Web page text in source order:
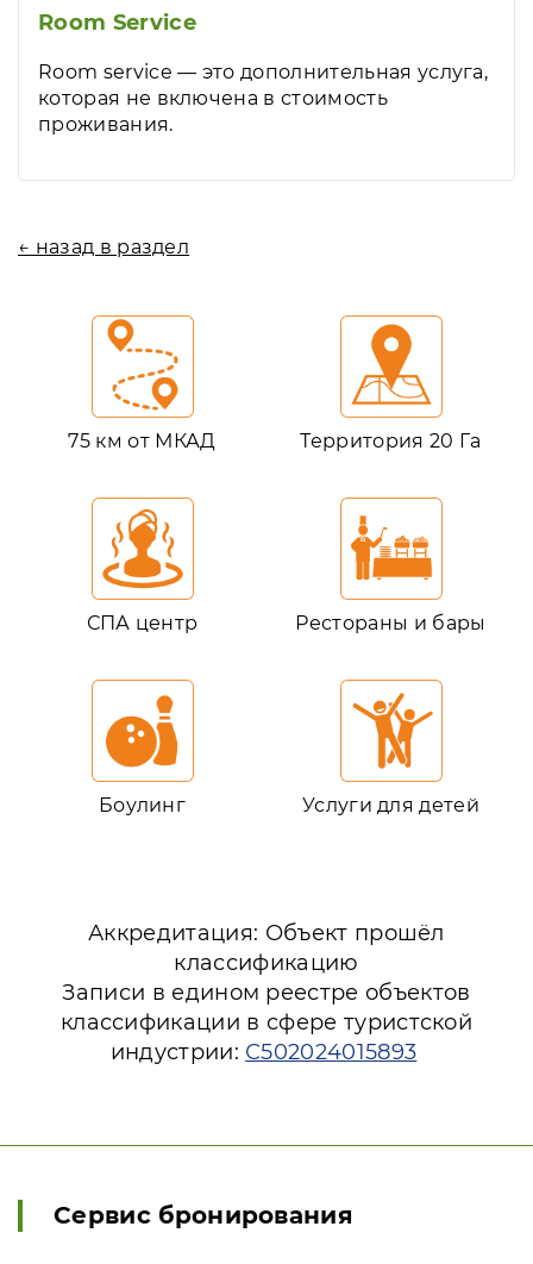
Room Service
Room service — это дополнительная услуга,
которая не включена в стоимость
проживания.
← назад в раздел
75 км от МКАД Территория 20 Га
СПА центр Рестораны и бары
Боулинг Услуги для детей
Аккредитация: Объект прошёл
классификацию
Записи в едином реестре объектов
классификации в сфере туристской
индустрии: С502024015893
Сервис бронирования